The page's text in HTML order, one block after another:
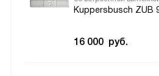
Kuppersbusch ZUB
16 000 руб.